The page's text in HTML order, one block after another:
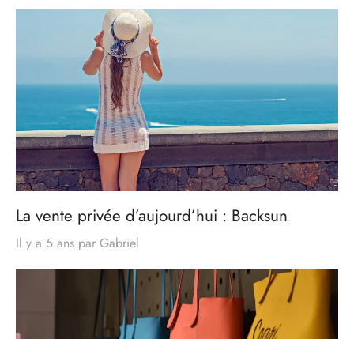
La vente privée d’aujourd’hui : Backsun
Il y a 5 ans par Gabriel